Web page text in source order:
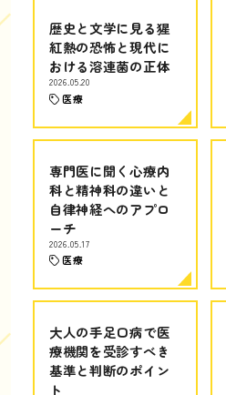
歴史と文学に見る猩
紅熱の恐怖と現代に
おける溶連菌の正体
2026.05.20
医療
専門医に聞く心療内
科と精神科の違いと
自律神経へのアプロ
ーチ
2026.05.17
医療
大人の手足口病で医
療機関を受診すべき
基準と判断のポイン
ト